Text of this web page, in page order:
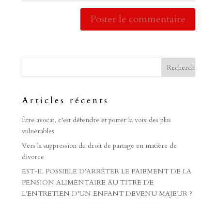
Articles récents
Être avocat, c’est défendre et porter la voix des plus
vulnérables
Vers la suppression du droit de partage en matière de
divorce
EST-IL POSSIBLE D’ARRÊTER LE PAIEMENT DE LA
PENSION ALIMENTAIRE AU TITRE DE
L’ENTRETIEN D’UN ENFANT DEVENU MAJEUR ?